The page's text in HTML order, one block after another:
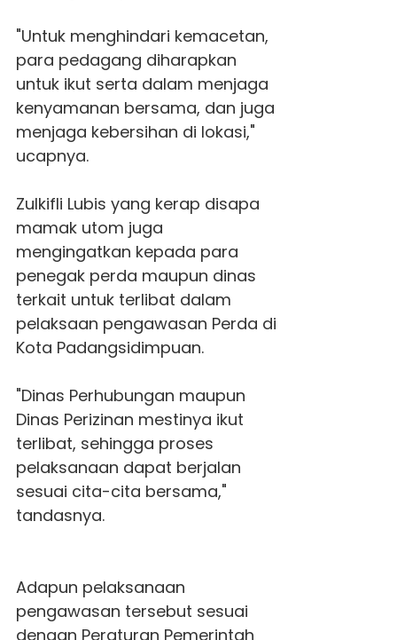
"Untuk menghindari kemacetan,
para pedagang diharapkan
untuk ikut serta dalam menjaga
kenyamanan bersama, dan juga
menjaga kebersihan di lokasi,"
ucapnya.
Zulkifli Lubis yang kerap disapa
mamak utom juga
mengingatkan kepada para
penegak perda maupun dinas
terkait untuk terlibat dalam
pelaksaan pengawasan Perda di
Kota Padangsidimpuan.
"Dinas Perhubungan maupun
Dinas Perizinan mestinya ikut
terlibat, sehingga proses
pelaksanaan dapat berjalan
sesuai cita-cita bersama,"
tandasnya.
Adapun pelaksanaan
pengawasan tersebut sesuai
dengan Peraturan Pemerintah